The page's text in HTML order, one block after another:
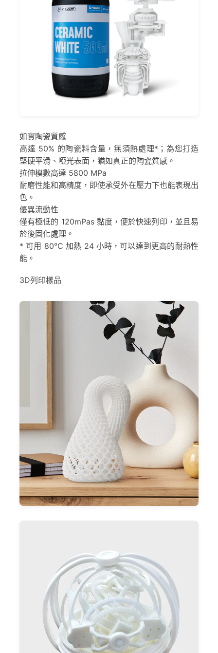
如實陶瓷質感
高達 50% 的陶瓷料含量，無須熱處理*；為您打造
堅硬平滑、啞光表面，猶如真正的陶瓷質感。
拉伸模數高達 5800 MPa
耐磨性能和高精度，即使承受外在壓力下也能表現出
色。
優異流動性
僅有極低的 120mPas 黏度，便於快速列印，並且易
於後固化處理。
* 可用 80°C 加熱 24 小時，可以達到更高的耐熱性
能。
3D列印樣品